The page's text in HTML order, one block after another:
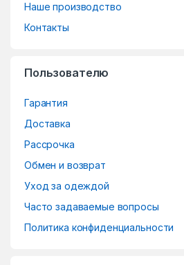
Наше производство
Контакты
Пользователю
Гарантия
Доставка
Рассрочка
Обмен и возврат
Уход за одеждой
Часто задаваемые вопросы
Политика конфиденциальности